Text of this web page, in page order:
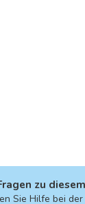
zu
Sie Hilfe bei